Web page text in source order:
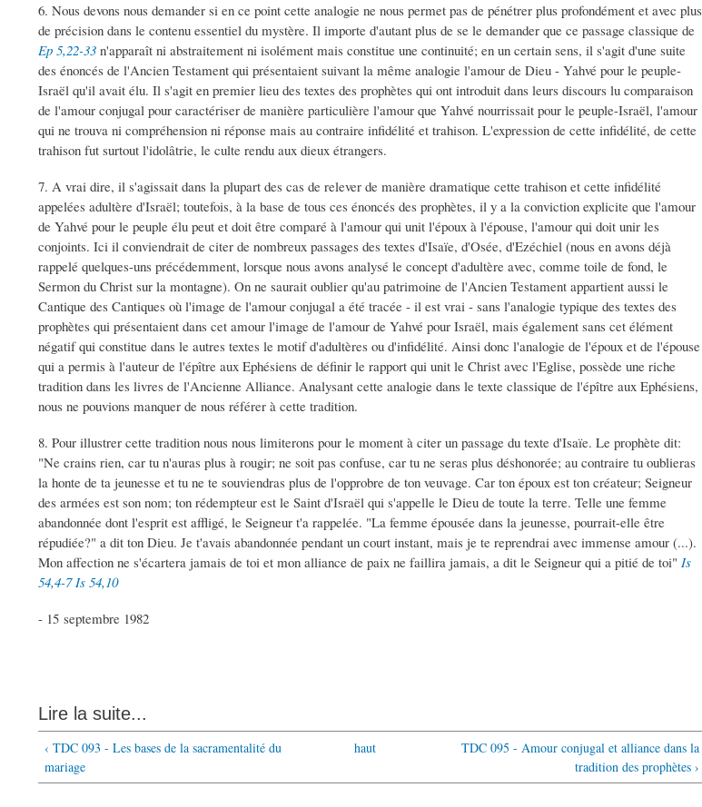
6. Nous devons nous demander si en ce point cette analogie ne nous permet pas de pénétrer plus profondément et avec plus
de précision dans le contenu essentiel du mystère. Il importe d'autant plus de se le demander que ce passage classique de
Ep 5,22-33 n'apparaît ni abstraitement ni isolément mais constitue une continuité; en un certain sens, il s'agit d'une suite
des énoncés de l'Ancien Testament qui présentaient suivant la même analogie l'amour de Dieu - Yahvé pour le peuple-
Israël qu'il avait élu. Il s'agit en premier lieu des textes des prophètes qui ont introduit dans leurs discours lu comparaison
de l'amour conjugal pour caractériser de manière particulière l'amour que Yahvé nourrissait pour le peuple-Israël, l'amour
qui ne trouva ni compréhension ni réponse mais au contraire infidélité et trahison. L'expression de cette infidélité, de cette
trahison fut surtout l'idolâtrie, le culte rendu aux dieux étrangers.
7. A vrai dire, il s'agissait dans la plupart des cas de relever de manière dramatique cette trahison et cette infidélité
appelées adultère d'Israël; toutefois, à la base de tous ces énoncés des prophètes, il y a la conviction explicite que l'amour
de Yahvé pour le peuple élu peut et doit être comparé à l'amour qui unit l'époux à l'épouse, l'amour qui doit unir les
conjoints. Ici il conviendrait de citer de nombreux passages des textes d'Isaïe, d'Osée, d'Ezéchiel (nous en avons déjà
rappelé quelques-uns précédemment, lorsque nous avons analysé le concept d'adultère avec, comme toile de fond, le
Sermon du Christ sur la montagne). On ne saurait oublier qu'au patrimoine de l'Ancien Testament appartient aussi le
Cantique des Cantiques où l'image de l'amour conjugal a été tracée - il est vrai - sans l'analogie typique des textes des
prophètes qui présentaient dans cet amour l'image de l'amour de Yahvé pour Israël, mais également sans cet élément
négatif qui constitue dans le autres textes le motif d'adultères ou d'infidélité. Ainsi donc l'analogie de l'époux et de l'épouse
qui a permis à l'auteur de l'épître aux Ephésiens de définir le rapport qui unit le Christ avec l'Eglise, possède une riche
tradition dans les livres de l'Ancienne Alliance. Analysant cette analogie dans le texte classique de l'épître aux Ephésiens,
nous ne pouvions manquer de nous référer à cette tradition.
8. Pour illustrer cette tradition nous nous limiterons pour le moment à citer un passage du texte d'Isaïe. Le prophète dit:
"Ne crains rien, car tu n'auras plus à rougir; ne soit pas confuse, car tu ne seras plus déshonorée; au contraire tu oublieras
la honte de ta jeunesse et tu ne te souviendras plus de l'opprobre de ton veuvage. Car ton époux est ton créateur; Seigneur
des armées est son nom; ton rédempteur est le Saint d'Israël qui s'appelle le Dieu de toute la terre. Telle une femme
abandonnée dont l'esprit est affligé, le Seigneur t'a rappelée. "La femme épousée dans la jeunesse, pourrait-elle être
répudiée?" a dit ton Dieu. Je t'avais abandonnée pendant un court instant, mais je te reprendrai avec immense amour (...).
Mon affection ne s'écartera jamais de toi et mon alliance de paix ne faillira jamais, a dit le Seigneur qui a pitié de toi" Is
54,4-7 Is 54,10
- 15 septembre 1982
Lire la suite...
‹ TDC 093 - Les bases de la sacramentalité du
mariage
haut
TDC 095 - Amour conjugal et alliance dans la
tradition des prophètes ›